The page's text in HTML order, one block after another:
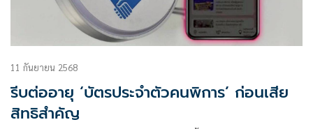
11 กันยายน 2568
รีบต่ออายุ ‘บัตรประจำตัวคนพิการ’ ก่อนเสีย
สิทธิสำคัญ